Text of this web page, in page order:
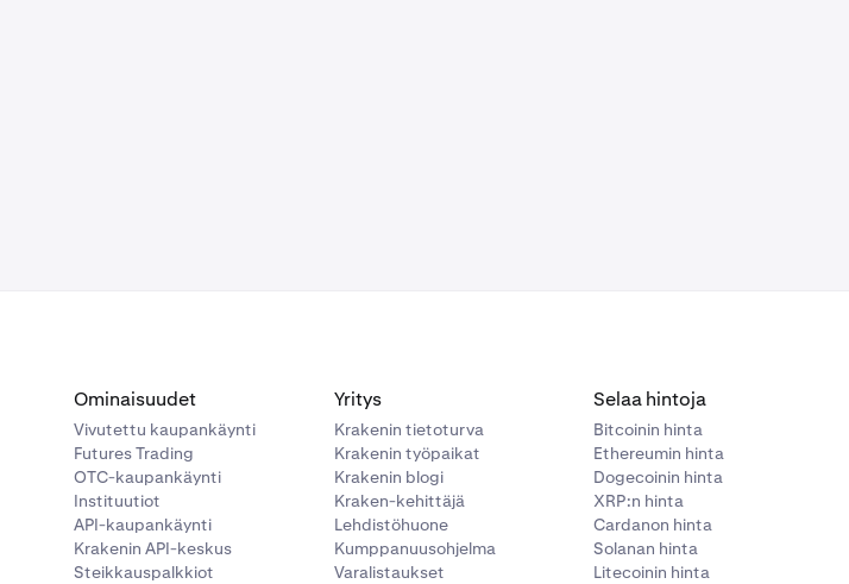
Ominaisuudet
Vivutettu kaupankäynti
Futures Trading
OTC-kaupankäynti
Instituutiot
API-kaupankäynti
Krakenin API-keskus
Steikkauspalkkiot
Yritys
Krakenin tietoturva
Krakenin työpaikat
Krakenin blogi
Kraken-kehittäjä
Lehdistöhuone
Kumppanuusohjelma
Varalistaukset
Selaa hintoja
Bitcoinin hinta
Ethereumin hinta
Dogecoinin hinta
XRP:n hinta
Cardanon hinta
Solanan hinta
Litecoinin hinta